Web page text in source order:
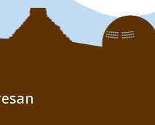
att kontrollera att det inte är